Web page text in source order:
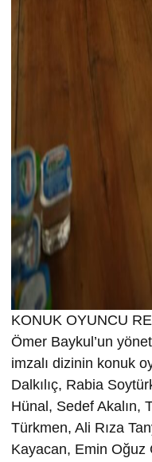
KONUK OYUNCU
Ömer Baykul’un
imzalı dizinin konuk
Dalkılıç, Rabia
Hünal, Sedef Akalın,
Türkmen, Ali Rıza
Kayacan, Emin Oğuz